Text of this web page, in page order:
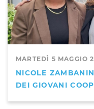
MARTEDÌ 5 MAGGIO
NICOLE
DEI GIOVANI